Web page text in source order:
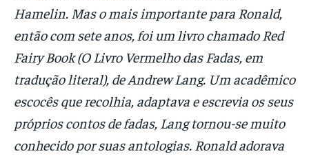
Hamelin. Mas o mais importante para Ronald,
então com sete anos, foi um livro chamado Red
Fairy Book (O Livro Vermelho das Fadas, em
tradução literal), de Andrew Lang. Um acadêmico
escocês que recolhia, adaptava e escrevia os seus
próprios contos de fadas, Lang tornou-se muito
conhecido por suas antologias. Ronald adorava